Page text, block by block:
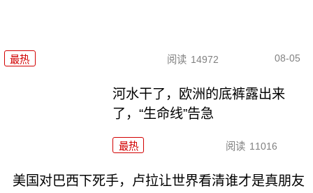
最热 阅读 14972 08-05
河水干了，欧洲的底裤露出来
了，“生命线”告急
最热 阅读 11016
美国对巴西下死手，卢拉让世界看清谁才是真朋友